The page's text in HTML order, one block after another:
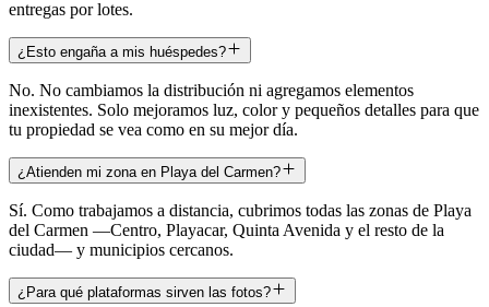
entregas por lotes.
¿Esto engaña a mis huéspedes?
No. No cambiamos la distribución ni agregamos elementos
inexistentes. Solo mejoramos luz, color y pequeños detalles para que
tu propiedad se vea como en su mejor día.
¿Atienden mi zona en Playa del Carmen?
Sí. Como trabajamos a distancia, cubrimos todas las zonas de Playa
del Carmen —Centro, Playacar, Quinta Avenida y el resto de la
ciudad— y municipios cercanos.
¿Para qué plataformas sirven las fotos?